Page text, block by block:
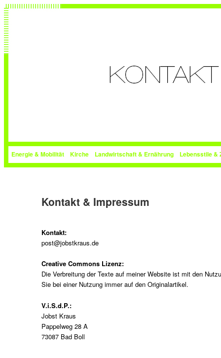
Hauptmenü
Zum Inhalt wechseln
Zum sekundären Inhalt wechseln
Energie & Mobilität Kirche Landwirtschaft & Ernährung Lebensstile &
Kontakt & Impressum
Kontakt:
post@jobstkraus.de
Creative Commons Lizenz:
Die Verbreitung der Texte auf meiner Website ist mit den
Sie bei einer Nutzung immer auf den Originalartikel.
V.i.S.d.P.:
Jobst Kraus
Pappelweg 28 A
73087 Bad Boll